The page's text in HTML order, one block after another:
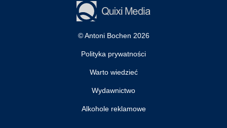
© Antoni Bochen 2026
Polityka prywatności
Warto wiedzieć
Wydawnictwo
Alkohole reklamowe